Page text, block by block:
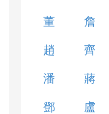
董 詹
趙 齊
潘 蔣
鄧 盧